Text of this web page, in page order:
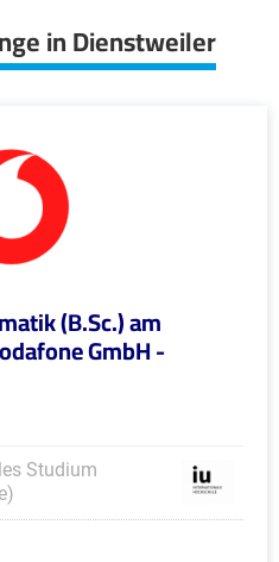
in Dienstweiler
(B.Sc.) am
GmbH -
Studium